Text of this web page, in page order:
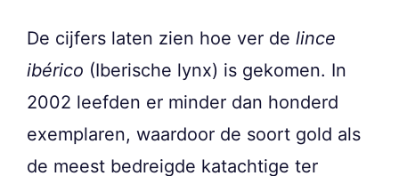
De cijfers laten zien hoe ver de lince
ibérico (Iberische lynx) is gekomen. In
2002 leefden er minder dan honderd
exemplaren, waardoor de soort gold als
de meest bedreigde katachtige ter